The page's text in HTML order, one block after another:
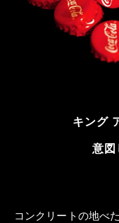
キング
意図
コンクリートの地べたはすっかり俺の体温を吸収し、何度も